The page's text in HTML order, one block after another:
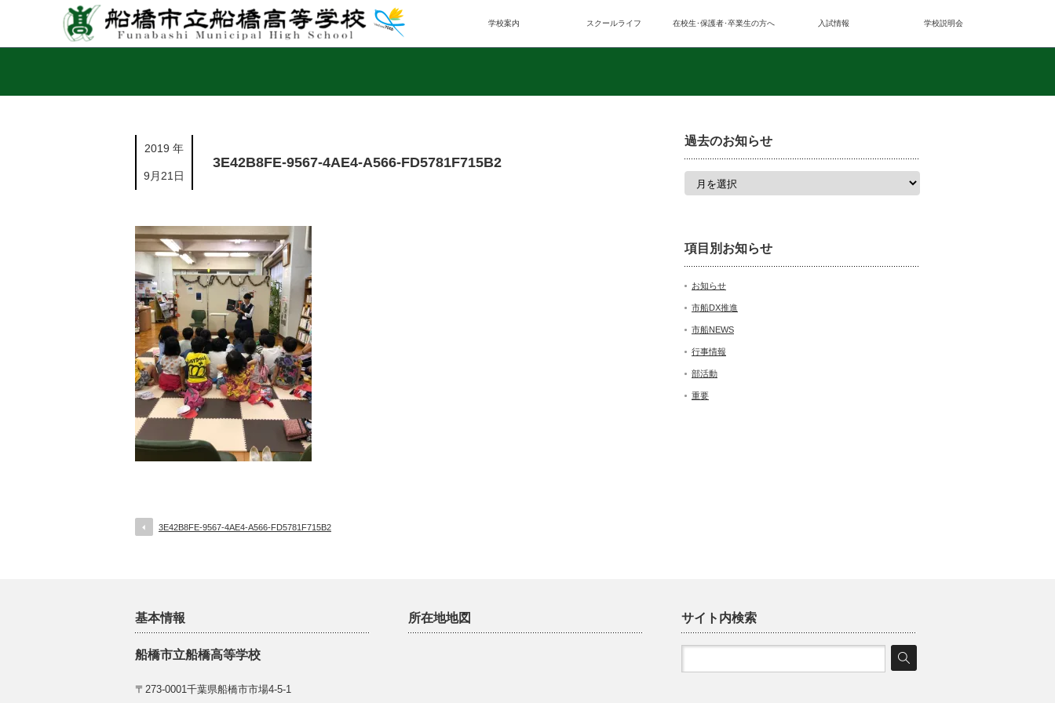
学校案内 スクールライフ 在校生･保護者･卒業生の方へ 入試情報 学校説明会
2019 年
9月21日
3E42B8FE-9567-4AE4-A566-FD5781F715B2
3E42B8FE-9567-4AE4-A566-FD5781F715B2
過去のお知らせ
項目別お知らせ
お知らせ
市船DX推進
市船NEWS
行事情報
部活動
重要
基本情報
船橋市立船橋高等学校
〒273-0001千葉県船橋市市場4-5-1
所在地地図 サイト内検索